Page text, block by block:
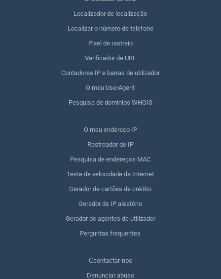
Localizador de localização
Localizar o número de telefone
Pixel de rastreio
Verificador de URL
Contadores IP e barras de utilizador
O meu UserAgent
Pesquisa de domínios WHOIS
O meu endereço IP
Rastreador de IP
Pesquisa de endereços MAC
Teste de velocidade da Internet
Gerador de cartões de crédito
Gerador de IP aleatório
Gerador de agentes de utilizador
Perguntas frequentes
Сcontactar-nos
Denunciar abuso